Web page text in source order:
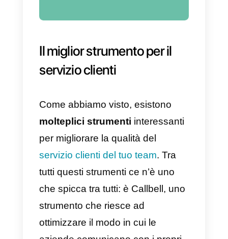
rapidamente nei mercati, poiché
utilizzano i suoi servizi, tuttavia,
questo strumento è piuttosto
costoso, quindi avrai per tenere
conto di molti fattori se si
utilizzarlo.